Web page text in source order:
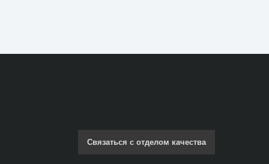
Связаться с отделом качества